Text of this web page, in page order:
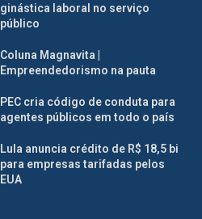
ginástica laboral no serviço
público
Coluna Magnavita |
Empreendedorismo na pauta
PEC cria código de conduta para
agentes públicos em todo o país
Lula anuncia crédito de R$ 18,5 bi
para empresas tarifadas pelos
EUA